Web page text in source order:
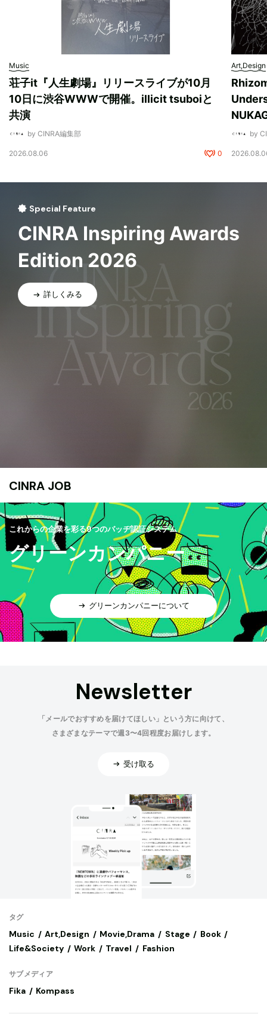
Music
荘子it『人生劇場』リリースライブが10月
10日に渋谷WWWで開催。illicit tsuboiと
共演
by CINRA編集部
2026.08.06 0
Art,Design
by
Special Feature
CINRA Inspiring Awards
Edition 2026
詳しくみる
CINRA JOB
これからの企業を彩る9つのバッヂ認証システム
グリーンカンパニー
グリーンカンパニーについて
Newsletter
「メールでおすすめを届けてほしい」という方に向けて、
さまざまなテーマで週3〜4回程度お届けします。
受け取る
タグ
Music Art,Design Movie,Drama Stage
Book
Life&Society
Work Travel Fashion
サブメディア
Fika Kompass